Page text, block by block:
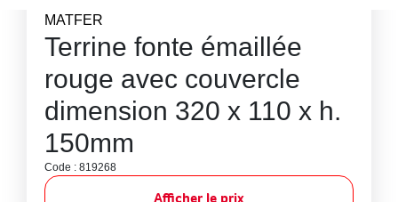
MATFER
Terrine fonte émaillée
rouge avec couvercle
dimension 320 x 110 x h.
150mm
Code : 819268
Afficher le prix